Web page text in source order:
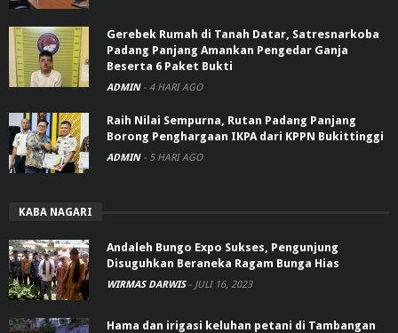
Gerebek Rumah di Tanah Datar, Satresnarkoba
Padang Panjang Amankan Pengedar Ganja
Beserta 6 Paket Bukti
ADMIN - 4 HARI AGO
Raih Nilai Sempurna, Rutan Padang Panjang
Borong Penghargaan IKPA dari KPPN Bukittinggi
ADMIN - 5 HARI AGO
KABA NAGARI
Andaleh Bungo Expo Sukses, Pengunjung
Disuguhkan Beraneka Ragam Bunga Hias
WIRMAS DARWIS - JULI 16, 2023
Hama dan irigasi keluhan petani di Tambangan